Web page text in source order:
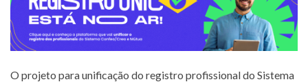
Prestação
de
Contas
O projeto para unificação do registro profissional do Sistema